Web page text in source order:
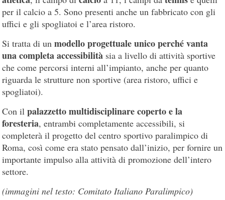
per il calcio a 5. Sono presenti anche un fabbricato con gli
uffici e gli spogliatoi e l’area ristoro.
Si tratta di unmodello progettuale unico perché vanta
una completa accessibilità sia a livello di attività sportive
che come percorsi interni all’impianto, anche per quanto
riguarda le strutture non sportive (area ristoro, uffici e
spogliatoi).
Con ilpalazzetto multidisciplinare coperto e la
foresteria, entrambi completamente accessibili, si
completerà il progetto del centro sportivo paralimpico di
Roma, così come era stato pensato dall’inizio, per fornire un
importante impulso alla attività di promozione dell’intero
settore.
(immagini nel testo: Comitato Italiano Paralimpico)